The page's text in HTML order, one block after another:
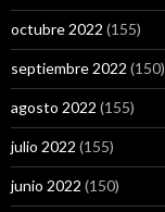
octubre 2022 (155)
septiembre 2022 (150)
agosto 2022 (155)
julio 2022 (155)
junio 2022 (150)